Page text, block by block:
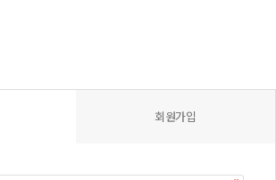
회원가입